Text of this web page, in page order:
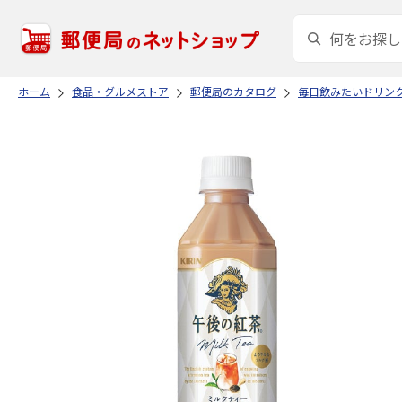
ホーム 食品・グルメストア 郵便局のカタログ 毎日飲みたいドリ